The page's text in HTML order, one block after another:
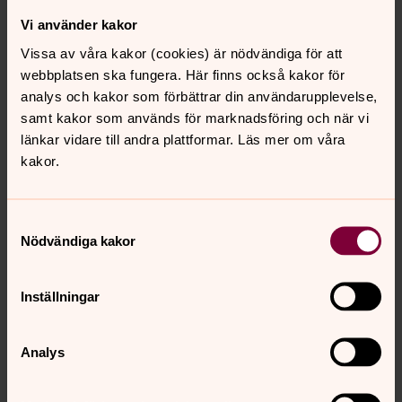
Vi använder kakor
Vissa av våra kakor (cookies) är nödvändiga för att
webbplatsen ska fungera. Här finns också kakor för
analys och kakor som förbättrar din användarupplevelse,
samt kakor som används för marknadsföring och när vi
länkar vidare till andra plattformar. Läs mer om våra
kakor.
Nödvändiga kakor
Inställningar
Analys
Jessica Mossberg
Kommunikationsansvarig, S:t Johannes församling
Direkt:
Anna-Lena Carlsson
Direkt:
anna-lena.carlsson3@svenskakyrkan.se